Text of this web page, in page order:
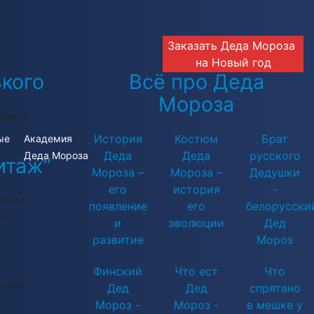
Заказать Деда Мороза
на Новый год
Академия
Деда Мороза
Всё про Деда
Мороза
История
Деда
Мороза –
его
появление
и
развитие
Костюм
Деда
Мороза –
история
его
эволюции
Брат
русского
Дедушки
-
Дед
Мороз
Финский
Дед
Мороз -
Что ест
Дед
Мороз -
Что
спрятано
в мешке у